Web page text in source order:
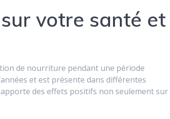
votre santé et
de nourriture pendant une période
et est présente dans différentes
des effets positifs non seulement sur